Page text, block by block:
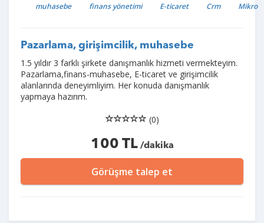
muhasebe
finans yönetimi E-ticaret Crm Mikro
Pazarlama, girişimcilik, muhasebe
1.5 yıldır 3 farklı şirkete danışmanlık hizmeti vermekteyim.
Pazarlama,finans-muhasebe, E-ticaret ve girişimcilik
alanlarında deneyimliyim. Her konuda danışmanlık
yapmaya hazırım.
(0)
100 TL/dakika
Görüşme talep et